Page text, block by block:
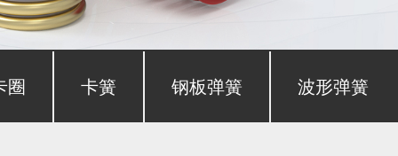
圈 卡簧 钢板弹簧 波形弹簧